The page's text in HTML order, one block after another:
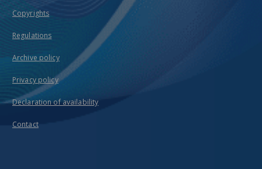
Copyrights
Regulations
Archive policy
Privacy policy
Declaration of availability
Contact